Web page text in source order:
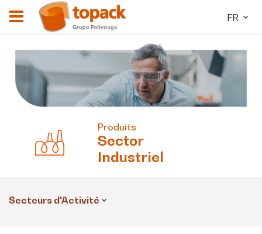
FR
Produits
Sector
Industriel
Secteurs d'Activité